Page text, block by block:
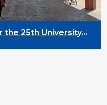
the 25th University